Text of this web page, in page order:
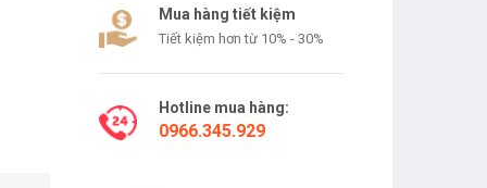
Mua hàng tiết kiệm
Tiết kiệm hơn từ 10% - 30%
Hotline mua hàng:
0966.345.929